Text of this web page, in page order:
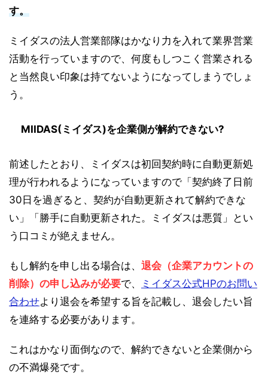
す。
ミイダスの法人営業部隊はかなり力を入れて業界営業
活動を行っていますので、何度もしつこく営業される
と当然良い印象は持てないようになってしまうでしょ
う。
MIIDAS(ミイダス)を企業側が解約できない?
前述したとおり、ミイダスは初回契約時に自動更新処
理が行われるようになっていますので「契約終了日前
30日を過ぎると、契約が自動更新されて解約できな
い」「勝手に自動更新された。ミイダスは悪質」とい
う口コミが絶えません。
もし解約を申し出る場合は、 退会（企業アカウントの
削除）の申し込みが必要で、
ミイダス公式HPのお問い
合わせより退会を希望する旨を記載し、退会したい旨
を連絡する必要があります。
これはかなり面倒なので、解約できないと企業側から
の不満爆発です。